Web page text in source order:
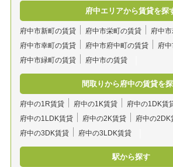
府中エリアから賃貸を探
府中市新町の賃貸 府中市栄町の賃貸
府中
府中市幸町の賃貸
府中市府中町の賃貸
府
府中市緑町の賃貸
府中市の賃貸
間取りから府中の賃貸を
府中の1R賃貸 府中の1K賃貸
府中の1DK賃
府中の1LDK賃貸
府中の2K賃貸
府中の2DK
府中の3DK賃貸
府中の3LDK賃貸
駅から探す